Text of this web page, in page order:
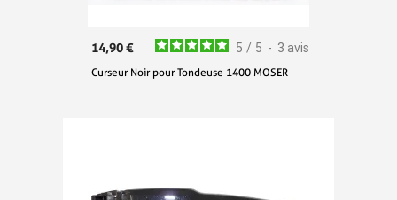
5 / 5 - 3 avis
14,90 €
Curseur Noir pour Tondeuse 1400 MOSER